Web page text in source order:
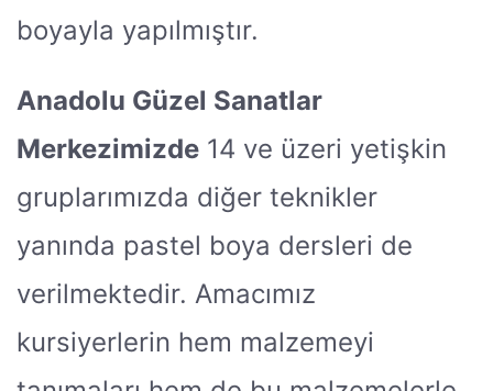
boyayla yapılmıştır.
Anadolu Güzel Sanatlar
Merkezimizde 14 ve üzeri yetişkin
gruplarımızda diğer teknikler
yanında pastel boya dersleri de
verilmektedir. Amacımız
kursiyerlerin hem malzemeyi